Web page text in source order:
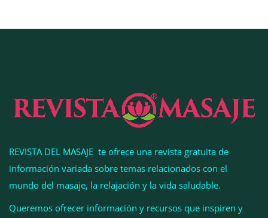
REVISTA DEL MASAJE te ofrece una revista gratuita de
información variada sobre temas relacionados con el
mundo del masaje, la relajación y la vida saludable.
Queremos ofrecer información y recursos que inspiren y